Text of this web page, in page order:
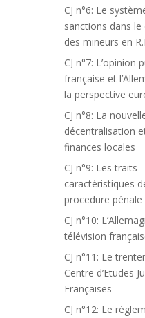
CJ n°6: Le
sanctions dans
des mineurs en
CJ n°7: L’opinion
française et
la perspective
CJ n°8: La
décentralisation
finances locales
CJ n°9: Les traits
caractéristiques
procedure pénale
CJ n°10:
télévision
CJ n°11: Le
Centre d’Etudes
Françaises
CJ n°12: Le